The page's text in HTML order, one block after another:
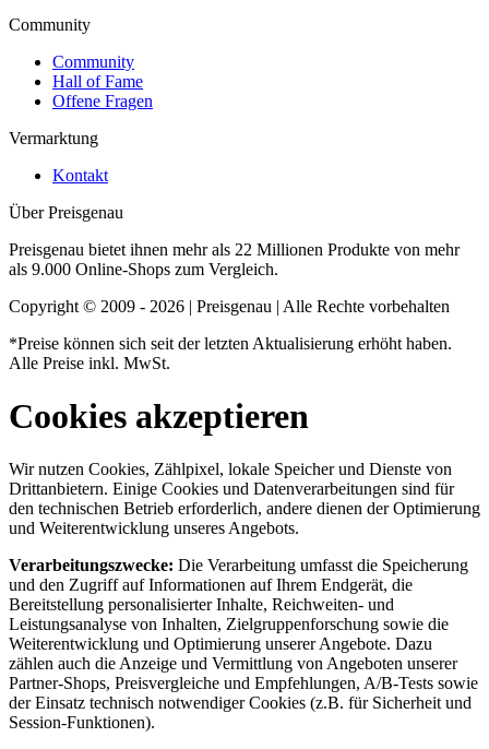
Community
Community
Hall of Fame
Offene Fragen
Vermarktung
Kontakt
Über Preisgenau
Preisgenau bietet ihnen mehr als 22 Millionen Produkte von mehr
als 9.000 Online-Shops zum Vergleich.
Copyright © 2009 - 2026 | Preisgenau | Alle Rechte vorbehalten
*Preise können sich seit der letzten Aktualisierung erhöht haben.
Alle Preise inkl. MwSt.
Cookies akzeptieren
Wir nutzen Cookies, Zählpixel, lokale Speicher und Dienste von
Drittanbietern. Einige Cookies und Datenverarbeitungen sind für
den technischen Betrieb erforderlich, andere dienen der Optimierung
und Weiterentwicklung unseres Angebots.
Verarbeitungszwecke: Die Verarbeitung umfasst die Speicherung
und den Zugriff auf Informationen auf Ihrem Endgerät, die
Bereitstellung personalisierter Inhalte, Reichweiten- und
Leistungsanalyse von Inhalten, Zielgruppenforschung sowie die
Weiterentwicklung und Optimierung unserer Angebote. Dazu
zählen auch die Anzeige und Vermittlung von Angeboten unserer
Partner-Shops, Preisvergleiche und Empfehlungen, A/B-Tests sowie
der Einsatz technisch notwendiger Cookies (z.B. für Sicherheit und
Session-Funktionen).